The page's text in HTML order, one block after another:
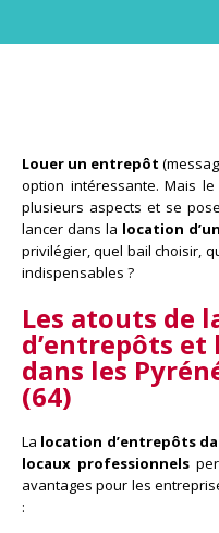
Louer un entrepôt
option intéressante. Mais
plusieurs aspects et se
lancer dans la location
privilégier, quel bail choisir,
indispensables ?
Les atouts de
d’entrepôts et
dans les
(64)
La location d’entrepôts
locaux professionnels
avantages pour les
: